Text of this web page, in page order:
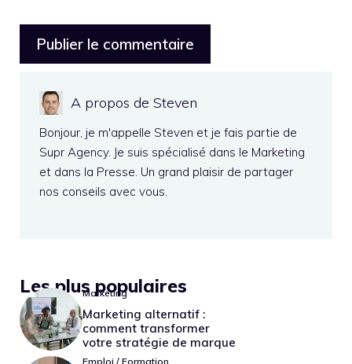
A propos de Steven
Bonjour, je m'appelle Steven et je fais partie de
Supr Agency. Je suis spécialisé dans le Marketing
et dans la Presse. Un grand plaisir de partager
nos conseils avec vous.
Les plus populaires
Marketing
Marketing alternatif :
comment transformer
votre stratégie de marque
Emploi / Formation